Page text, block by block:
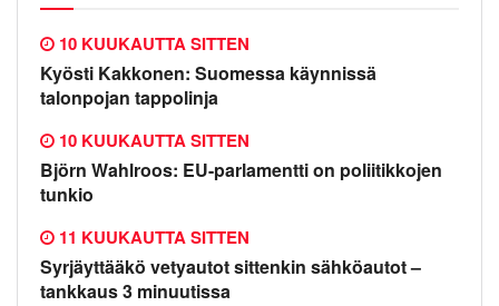
Kyösti Kakkonen: Suomessa käynnissä
talonpojan tappolinja
10 KUUKAUTTA SITTEN
Björn Wahlroos: EU-parlamentti on poliitikkojen
tunkio
10 KUUKAUTTA SITTEN
Syrjäyttääkö vetyautot sittenkin sähköautot –
tankkaus 3 minuutissa
11 KUUKAUTTA SITTEN